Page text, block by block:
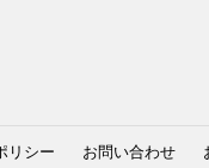
リシー お問い合わせ